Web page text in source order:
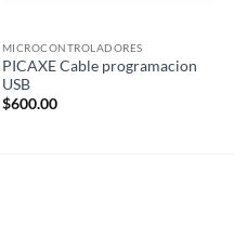
MICROCONTROLADORES
PICAXE Cable programacion
USB
$600.00